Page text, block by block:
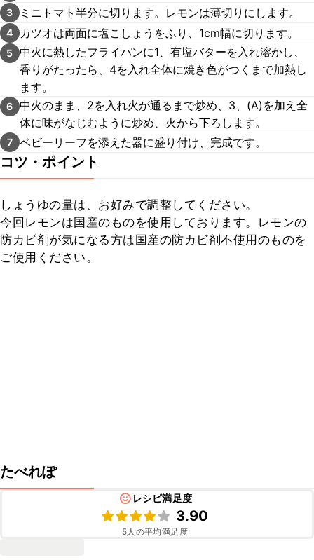
3 ミニトマト半分に切ります。レモンは薄切りにします。
4 カツオは両面に塩こしょうをふり、1cm幅に切ります。
5 中火に熱したフライパンに1、有塩バターを入れ溶かし、
香りがたったら、4を入れ全体に焼き色がつくまで加熱し
ます。
6 中火のまま、2を入れ火が通るまで炒め、3、(A)を加え全
体に味がなじむように炒め、火から下ろします。
7 ベビーリーフを添えた器に盛り付け、完成です。
コツ・ポイント
しょうゆの量は、お好みで調整してください。
今回レモンは国産のものを使用しております。レモンの
防カビ剤が気になる方は国産の防カビ剤不使用のものを
ご使用ください。
たべれぽ
レシピ満足度
3.90
5人の平均満足度